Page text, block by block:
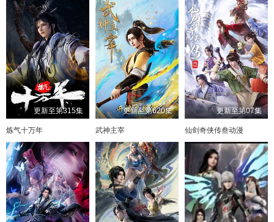
更新至第315集
炼气十万年
更新至第620集
武神主宰
更新至第07集
仙剑奇侠传叁动漫